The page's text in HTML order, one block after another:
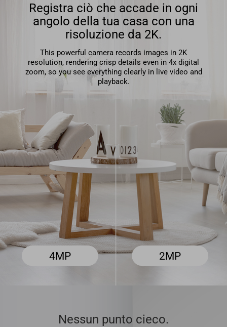
Registra ciò che accade in ogni
angolo della tua casa con una
risoluzione da 2K.
This powerful camera records images in 2K
resolution, rendering crisp details even in 4x digital
zoom, so you see everything clearly in live video and
playback.
4MP 2MP
Nessun punto cieco.